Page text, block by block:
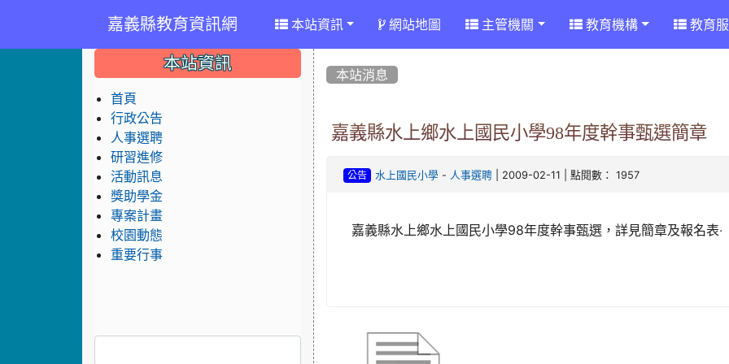
嘉義縣教育資訊網 本站資訊 網站地圖 主管機關 教育機構 教育
本站消息
嘉義縣水上鄉水上國民小學98年度幹事甄選簡章
公告 水上國民小學 - 人事選聘 | 2009-02-11 | 點閱數： 1957
嘉義縣水上鄉水上國民小學98年度幹事甄選，詳見簡章及報名表‧
::: 本站資訊
首頁
行政公告
人事選聘
研習進修
活動訊息
獎助學金
專案計畫
校園動態
重要行事